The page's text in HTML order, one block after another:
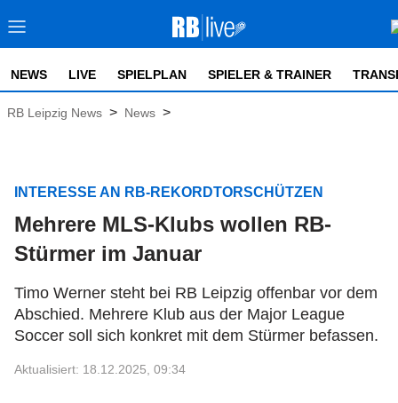
NEWS LIVE SPIELPLAN SPIELER & TRAINER
RB Leipzig News > News >
INTERESSE AN RB-REKORDTORSCHÜTZEN
Mehrere MLS-Klubs wollen RB-
Stürmer im Januar
Timo Werner steht bei RB Leipzig offenbar vor dem
Abschied. Mehrere Klub aus der Major League
Soccer soll sich konkret mit dem Stürmer befassen.
Aktualisiert: 18.12.2025, 09:34